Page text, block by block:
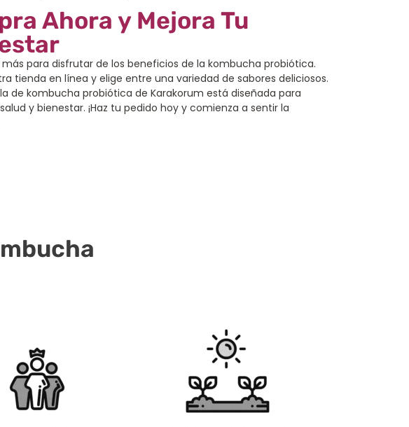
Ahora y Mejora Tu
más para disfrutar de los beneficios de la kombucha probiótica.
tienda en línea y elige entre una variedad de sabores deliciosos.
de kombucha probiótica de Karakorum está diseñada para
y bienestar. ¡Haz tu pedido hoy y comienza a sentir la